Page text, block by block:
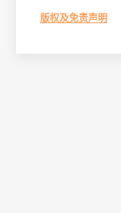
版权及免责声明